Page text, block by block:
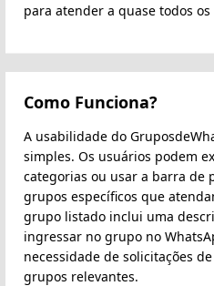
para atender a quase todos
Como Funciona?
A usabilidade do
simples. Os usuários podem
categorias ou usar a barra de
grupos específicos que
grupo listado inclui uma
ingressar no grupo no
necessidade de solicitações
grupos relevantes.